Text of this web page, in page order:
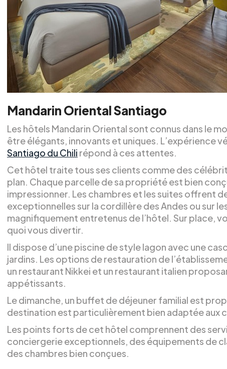
Mandarin Oriental Santiago
Les hôtels Mandarin Oriental sont connus dans le
être élégants, innovants et uniques. L’expérience
Santiago du Chili répond à ces attentes.
Cet hôtel traite tous ses clients comme des
plan. Chaque parcelle de sa propriété est bien
impressionner. Les chambres et les suites offrent
exceptionnelles sur la cordillère des Andes ou sur
magnifiquement entretenus de l’hôtel. Sur place,
quoi vous divertir.
Il dispose d’une piscine de style lagon avec une
jardins. Les options de restauration de
un restaurant Nikkei et un restaurant italien
appétissants.
Le dimanche, un buffet de déjeuner familial est
destination est particulièrement bien adaptée aux
Les points forts de cet hôtel comprennent des
conciergerie exceptionnels, des équipements de
des chambres bien conçues.